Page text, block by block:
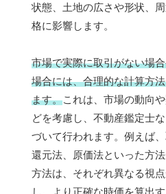
状態、土地の広さや形状、
格に影響します。
市場で実際に取引がない場
場合には、合理的な計算方
ます。これは、市場の動向
どを考慮し、不動産鑑定士
づいて行われます。例えば
還元法、原価法といった方
方法は、それぞれ異なる視
し、より正確な時価を算出